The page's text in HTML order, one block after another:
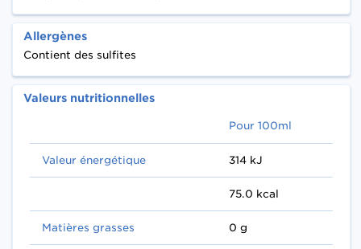
Allergènes
Contient des sulfites
Valeurs nutritionnelles
Pour 100ml
Valeur énergétique 314 kJ
75.0 kcal
Matières grasses 0 g